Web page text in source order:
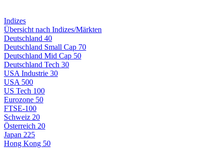
Indizes
Übersicht nach Indizes/Märkten
Deutschland 40
Deutschland Small Cap 70
Deutschland Mid Cap 50
Deutschland Tech 30
USA Industrie 30
USA 500
US Tech 100
Eurozone 50
FTSE-100
Schweiz 20
Österreich 20
Japan 225
Hong Kong 50